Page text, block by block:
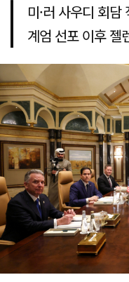
미·러 사우디 회
계엄 선포 이후 젤